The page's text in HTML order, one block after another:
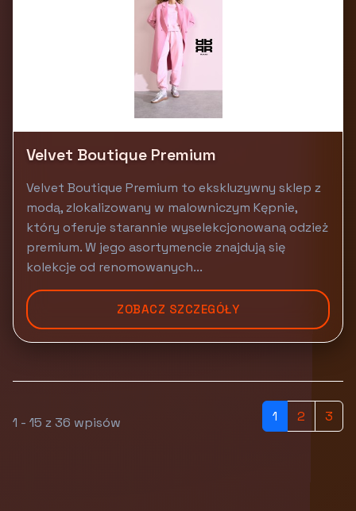
Velvet Boutique Premium
Velvet Boutique Premium to ekskluzywny sklep z
modą, zlokalizowany w malowniczym Kępnie,
który oferuje starannie wyselekcjonowaną odzież
premium. W jego asortymencie znajdują się
kolekcje od renomowanych...
ZOBACZ SZCZEGÓŁY
1 - 15 z 36 wpisów 1 2 3